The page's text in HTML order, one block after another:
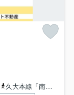
久大本線「南大分」駅 徒歩29分車7分 2.5km